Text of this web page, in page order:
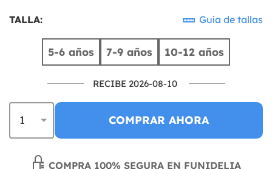
TALLA: Guía de tallas
5-6 años 7-9 años 10-12 años
RECIBE 2026-08-10
COMPRAR AHORA
COMPRA 100% SEGURA EN FUNIDELIA